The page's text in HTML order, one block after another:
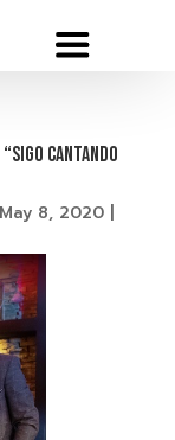
CANTANDO
May 8, 2020|